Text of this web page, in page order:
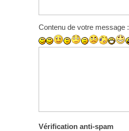
Contenu de votre message :
Vérification anti-spam